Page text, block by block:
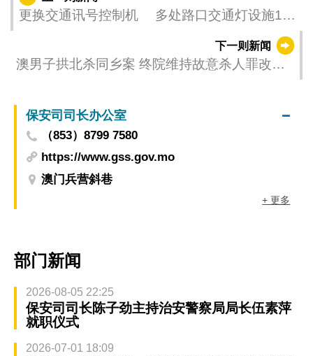
更换交通讯号控制机 多处路口交通灯设施1日
下一则新闻
澳男子拱北杀同乡案 终院维持故意杀人罪改判
保安司司长办公室
（853）8799 7580
https://www.gss.gov.mo
澳门兵营斜巷
+ 更多
部门新闻
2026-08-05 22:25
保安司司长陈子劲主持治安警察局局长伍素萍
就职仪式
2026-07-01 18:09